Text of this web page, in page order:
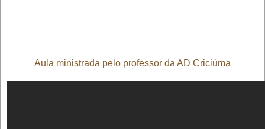
Aula ministrada pelo professor da AD Criciúma